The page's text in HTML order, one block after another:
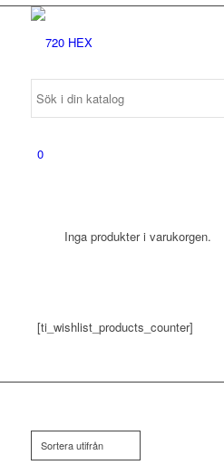
0
Inga produkter i varukorgen.
[ti_wishlist_products_counter]
Sortera utifrån